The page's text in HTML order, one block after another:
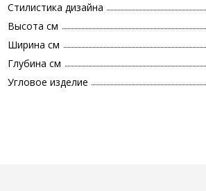
Стилистика дизайна
Высота см
Ширина см
Глубина см
Угловое изделие